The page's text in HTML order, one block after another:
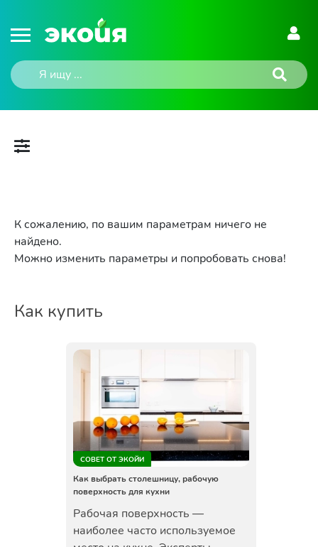
К сожалению, по вашим параметрам ничего не
найдено.
Можно изменить параметры и попробовать снова!
Как купить
СОВЕТ ОТ ЭКОЙИ
Как выбрать столешницу, рабочую
поверхность для кухни
Рабочая поверхность —
наиболее часто используемое